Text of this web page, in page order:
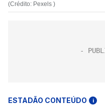
(Crédito: Pexels )
ESTADÃO CONTEÚDO i